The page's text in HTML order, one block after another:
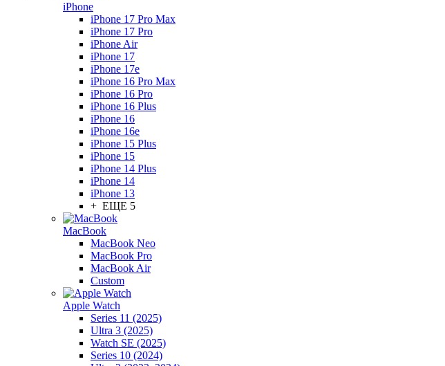
iPhone
iPhone 17 Pro Max
iPhone 17 Pro
iPhone Air
iPhone 17
iPhone 17e
iPhone 16 Pro Max
iPhone 16 Pro
iPhone 16 Plus
iPhone 16
iPhone 16e
iPhone 15 Plus
iPhone 15
iPhone 14 Plus
iPhone 14
iPhone 13
+ ЕЩЕ 5
MacBook
MacBook Neo
MacBook Pro
MacBook Air
Custom
Apple Watch
Series 11 (2025)
Ultra 3 (2025)
Watch SE (2025)
Series 10 (2024)